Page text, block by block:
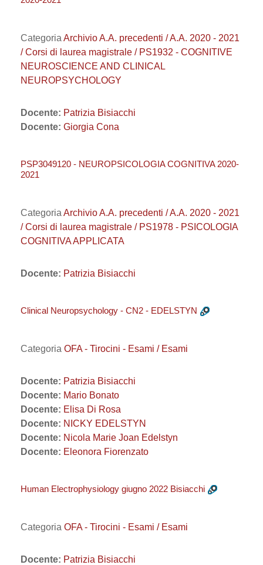
Categoria Archivio A.A. precedenti / A.A. 2020 - 2021
/ Corsi di laurea magistrale / PS1932 - COGNITIVE
NEUROSCIENCE AND CLINICAL
NEUROPSYCHOLOGY
Docente: Patrizia Bisiacchi
Docente: Giorgia Cona
PSP3049120 - NEUROPSICOLOGIA COGNITIVA 2020-
2021
Categoria Archivio A.A. precedenti / A.A. 2020 - 2021
/ Corsi di laurea magistrale / PS1978 - PSICOLOGIA
COGNITIVA APPLICATA
Docente: Patrizia Bisiacchi
Clinical Neuropsychology - CN2 - EDELSTYN
Categoria OFA - Tirocini - Esami / Esami
Docente: Patrizia Bisiacchi
Docente: Mario Bonato
Docente: Elisa Di Rosa
Docente: NICKY EDELSTYN
Docente: Nicola Marie Joan Edelstyn
Docente: Eleonora Fiorenzato
Human Electrophysiology giugno 2022 Bisiacchi
Categoria OFA - Tirocini - Esami / Esami
Docente: Patrizia Bisiacchi